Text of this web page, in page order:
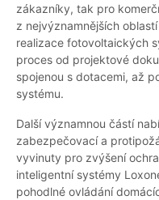
zákazníky, tak pro
z nejvýznamnějších
realizace fotovoltaických
proces od projektové
spojenou s dotacemi, až
systému.
Další významnou částí
zabezpečovací a
vyvinuty pro zvýšení
inteligentní systémy
pohodlné ovládání